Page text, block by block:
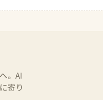
。AI
寄り